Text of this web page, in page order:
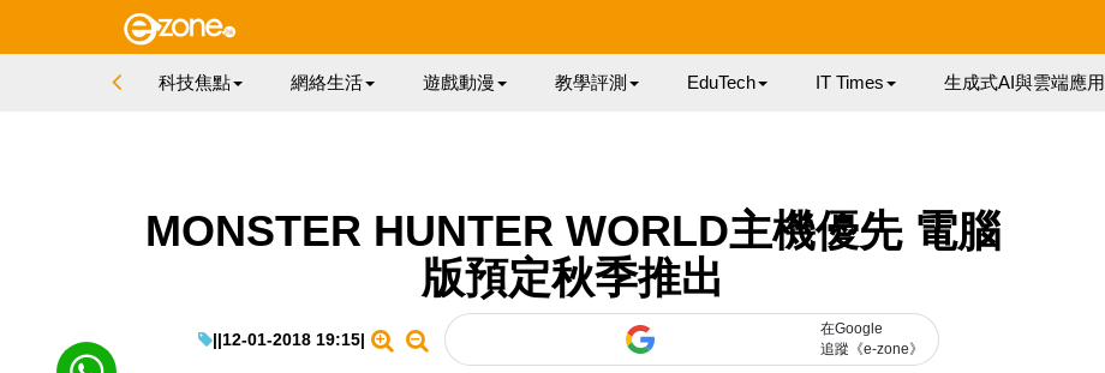
科技焦點 網絡生活 遊戲動漫 教學評測 EduTech IT Times 生成式AI與雲端應用
MONSTER HUNTER WORLD主機優先 電腦
版預定秋季推出
||12-01-2018 19:15|
在Google
追蹤《e-zone》